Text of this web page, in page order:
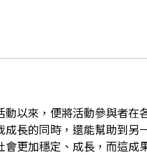
以來，便將活動參與者在
長的同時，還能幫助到另
更加穩定、成長，而這成